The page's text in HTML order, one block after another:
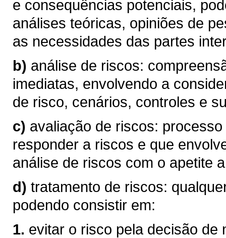
e consequências potenciais,
análises teóricas, opiniões de
as necessidades das partes
b) análise de riscos:
imediatas, envolvendo a
de risco, cenários, controles e
c) avaliação de riscos:
responder a riscos e que
análise de riscos com o apetite
d) tratamento de riscos:
podendo consistir em:
1. evitar o risco pela decisão de